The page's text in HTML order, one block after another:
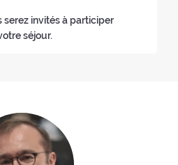
serez invités à participer
séjour.